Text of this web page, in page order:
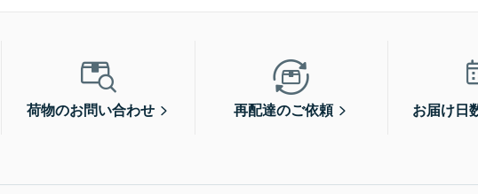
荷物のお問い合わせ 再配達のご依頼 お届け日